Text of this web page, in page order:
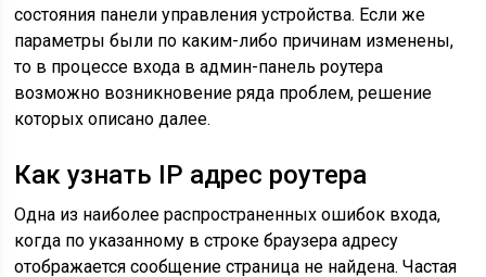
состояния панели управления устройства. Если же
параметры были по каким-либо причинам изменены,
то в процессе входа в админ-панель роутера
возможно возникновение ряда проблем, решение
которых описано далее.
Как узнать IP адрес роутера
Одна из наиболее распространенных ошибок входа,
когда по указанному в строке браузера адресу
отображается сообщение страница не найдена. Частая